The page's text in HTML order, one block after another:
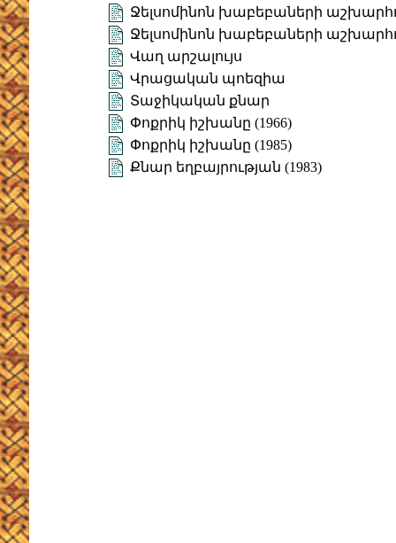
Ջելսոմինոն խաբեբաների
Ջելսոմինոն խաբեբաների
Վաղ արշալույս
Վրացական պոեզիա
Տաջիկական քնար
Փոքրիկ իշխանը (1966)
Փոքրիկ իշխանը (1985)
Քնար եղբայրության (1983)